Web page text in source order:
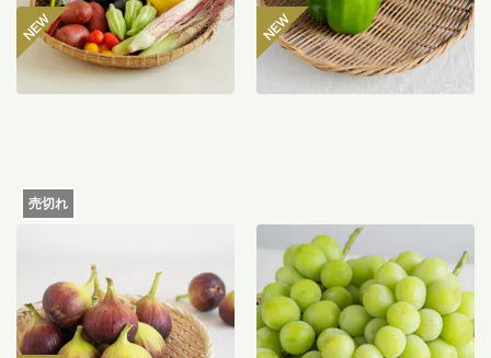
売切れ
ームのいちじく 12個入り
（特栽相当）
送料込
【産地直送】やまなし笛吹
のシャインマスカット
1.2kg（特栽相当）
送料込 6,580円